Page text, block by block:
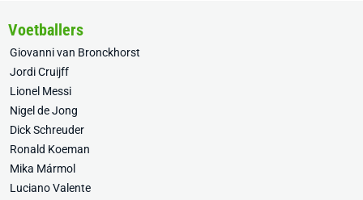
Voetballers
Giovanni van Bronckhorst
Jordi Cruijff
Lionel Messi
Nigel de Jong
Dick Schreuder
Ronald Koeman
Mika Mármol
Luciano Valente